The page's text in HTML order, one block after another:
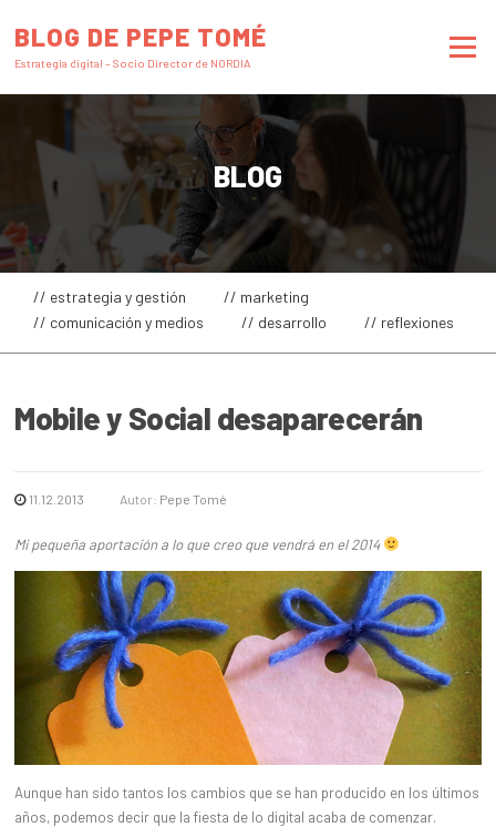
contenido
BLOG DE PEPE TOMÉ
Estrategia digital – Socio Director de NORDIA
Menú
BLOG
// estrategia y gestión
// marketing
// comunicación y medios
// desarrollo // reflexiones
Mobile y Social desaparecerán
11.12.2013 Autor: Pepe Tomé
Mi pequeña aportación a lo que creo que vendrá en el 2014
Aunque han sido tantos los cambios que se han producido en los últimos
años, podemos decir que la fiesta de lo digital acaba de comenzar.